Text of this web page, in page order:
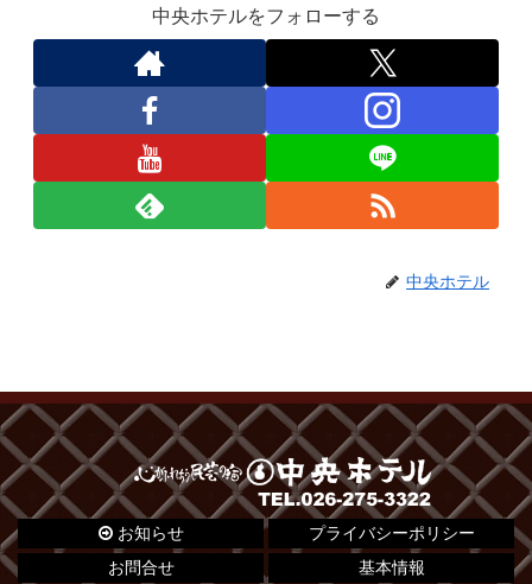
中央ホテルをフォローする
中央ホテル
お知らせ
プライバシーポリシー
お問合せ
基本情報